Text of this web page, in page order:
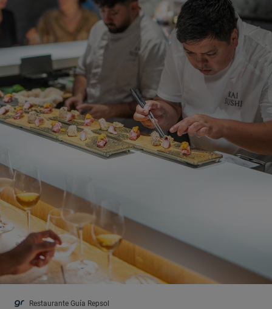
Restaurante Guía Repsol